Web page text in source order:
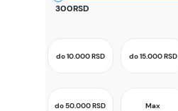
300RSD
do 10.000RSD do 15.000RSD
do 50.000RSD Max